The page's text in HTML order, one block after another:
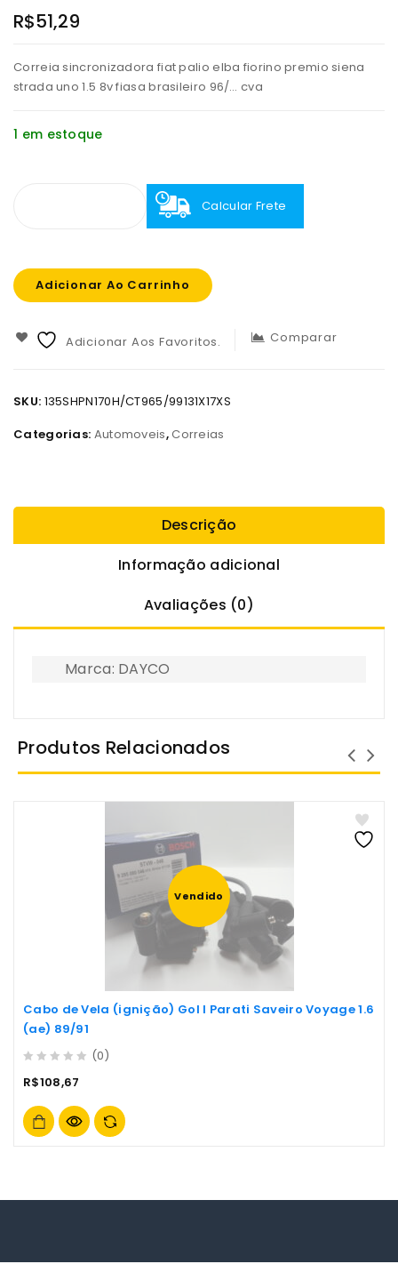
R$51,29
Correia sincronizadora fiat palio elba fiorino premio siena
strada uno 1.5 8v fiasa brasileiro 96/… cva
1 em estoque
Calcular Frete
Adicionar Ao Carrinho
Adicionar Aos Favoritos. Comparar
SKU: 135SHPN170H/CT965/99131X17XS
Categorias: Automoveis,Correias
Descrição
Informação adicional
Avaliações (0)
Marca: DAYCO
Produtos Relacionados
Vendido
Cabo de Vela (ignição) Gol I Parati Saveiro Voyage 1.6
(ae) 89/91
out
5
(0)
R$108,67